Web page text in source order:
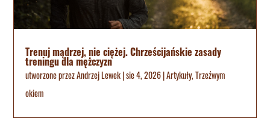
Trenuj mądrzej, nie ciężej. Chrześcijańskie zasady
treningu dla mężczyzn
utworzone przezAndrzej Lewek|sie 4, 2026|Artykuły,Trzeźwym
okiem